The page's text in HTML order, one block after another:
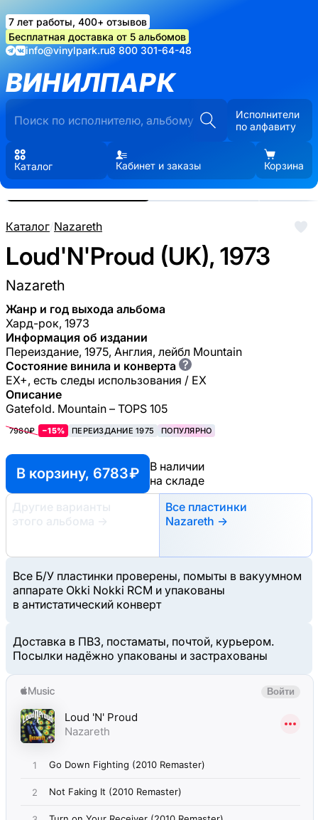
7 лет работы, 400+ отзывов
Бесплатная доставка от 5 альбомов
info@vinylpark.ru8 800 301-64-48
ВИНИЛПАРК
Исполнители
по алфавиту
Каталог Кабинет и заказы Корзина
Каталог/Nazareth
Loud'N'Proud (UK), 1973
Nazareth
Жанр и год выхода альбома
Хард-рок, 1973
Информация об издании
Переиздание, 1975, Англия, лейбл Mountain
Состояние винила и конверта ?
EX+, есть следы использования / EX
Описание
Gatefold. Mountain – TOPS 105
7980₽ −15% ПЕРЕИЗДАНИЕ 1975 ПОПУЛЯРНО
В корзину, 6783 ₽
В наличии
на складе
Другие варианты
этого альбома
→
Все пластинки
Nazareth →
Все Б/У пластинки проверены, помыты в вакуумном
аппарате Okki Nokki RCM и упакованы
в антистатический конверт
Доставка в ПВЗ, постаматы, почтой, курьером.
Посылки надёжно упакованы и застрахованы
Реальные фото пластинки.
Нажмите, чтобы увеличить